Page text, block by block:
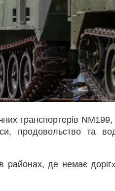
транспортерів
продовольство та
районах, де немає